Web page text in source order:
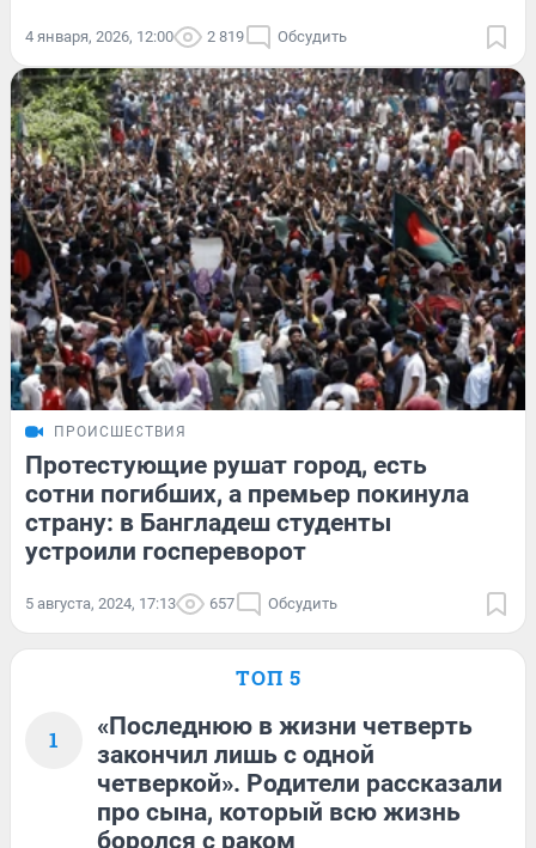
4 января, 2026, 12:00 2 819 Обсудить
ПРОИСШЕСТВИЯ
Протестующие рушат город, есть
сотни погибших, а премьер покинула
страну: в Бангладеш студенты
устроили госпереворот
5 августа, 2024, 17:13 657 Обсудить
ТОП 5
1
«Последнюю в жизни четверть
закончил лишь с одной
четверкой». Родители рассказали
про сына, который всю жизнь
боролся с раком